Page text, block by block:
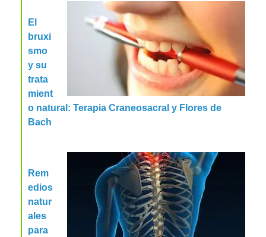
El
bruxi
smo
y su
trata
mient
o natural: Terapia Craneosacral y Flores de
Bach
Rem
edios
natur
ales
para